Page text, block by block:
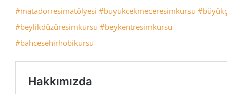
#matadorresimatölyesi #buyukcekmeceresimkursu
#beylikdüzüresimkursu #beykentresimkursu
#bahcesehirhobikursu